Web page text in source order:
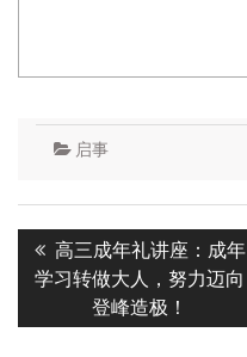
启事
navigation
Previous
post:
高三成年礼讲座：成年
学习转做大人，努力迈向
登峰造极！